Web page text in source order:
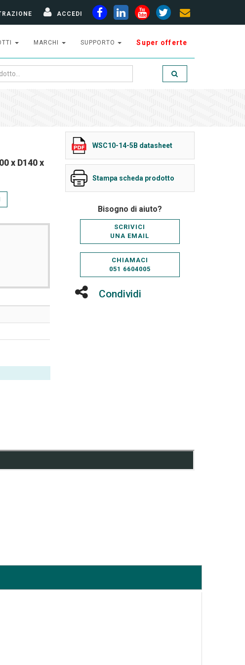
ACCEDI
MARCHI SUPPORTO Super offerte
x D140 x
WSC10-14-5B datasheet
Stampa scheda prodotto
Bisogno di aiuto?
SCRIVICI
UNA EMAIL
CHIAMACI
051 6604005
Condividi